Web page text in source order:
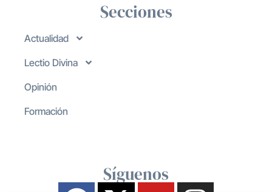
Secciones
Actualidad
Lectio Divina
Opinión
Formación
Síguenos